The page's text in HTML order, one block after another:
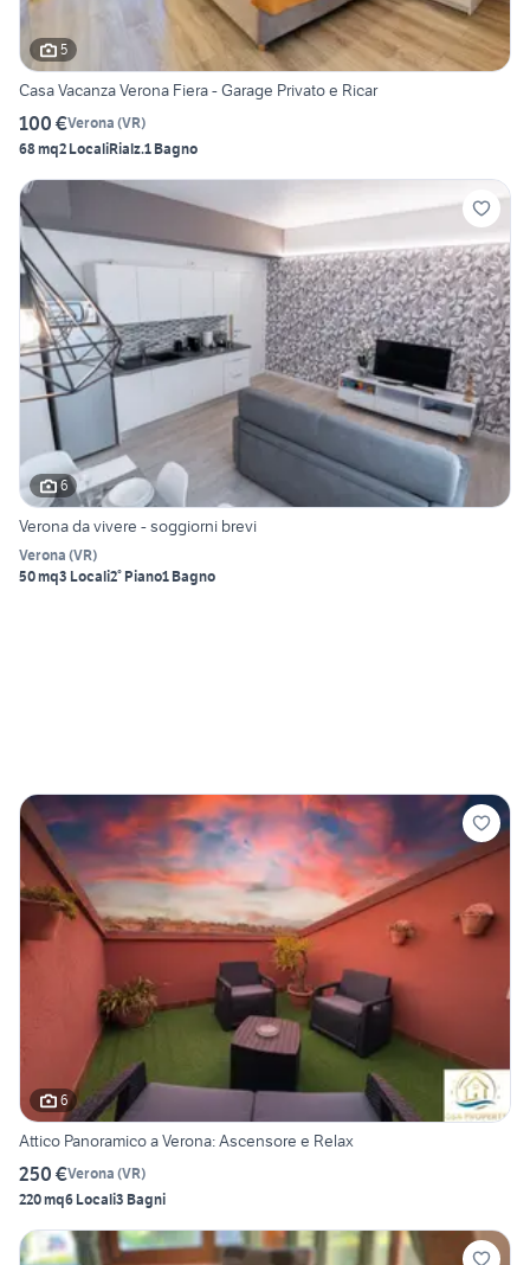
5
Casa Vacanza Verona Fiera - Garage Privato e Ricar
100 €Verona (VR)
68 mq2 LocaliRialz.1 Bagno
6
Verona da vivere - soggiorni brevi
Verona (VR)
50 mq3 Locali2° Piano1 Bagno
6
Attico Panoramico a Verona: Ascensore e Relax
250 €Verona (VR)
220 mq6 Locali3 Bagni